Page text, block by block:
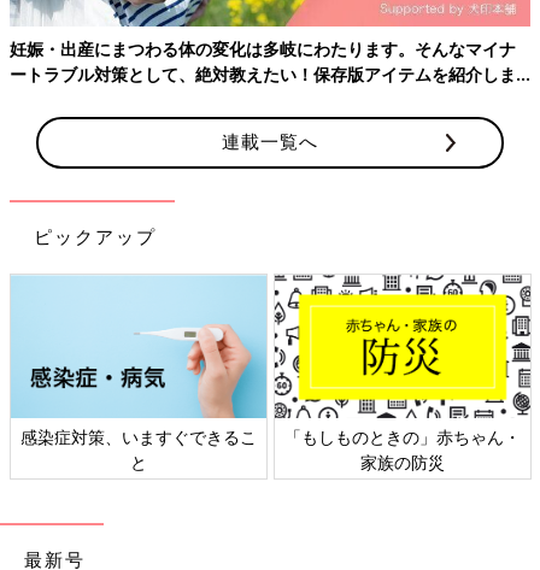
私「音聞こえました！折れましたね！」
呑気に折れた話をしてた。麻酔マジで神。
院長先生曰く、稀に同じように尾てい骨の骨折をする人がいるそ
麻酔が効いてていきめないのと、吸引だけではなかなか出てこれ
ない状況だったので、私は呼吸を細く長く吐きながら助産師さん
におなかを両手グーパンチで押されることに。
これが激痛すぎた。
おなかの上（みぞおち辺り）は麻酔が効いていない！
かなりスレンダーな助産師さんだったので、
グーパンチも骨ぼねしく、本気で私を殺しにきてた。
心臓マッサージの如くグングン飛び跳ねるように押しまくる。て
か、踏み台の上に立って上からピョンピョン飛び跳ねてた。
手のひらで押して下さい。と本気で懇願したかったが、痛すぎて
叫び声しかでなかった。
呼吸なんてできない。死ぬかと思った。
※産後押されたおなかの部分は内出血で青…いや赤あざ。めちゃ
妊娠・出産にまつわる体の変化は多岐にわたります。そんなマイナ
ートラブル対策として、絶対教えたい！保存版アイテムを紹介しま
連載一覧へ
ピックアップ
感染症対策、いますぐできるこ
と
「もしものときの」赤ちゃん・
家族の防災
最新号